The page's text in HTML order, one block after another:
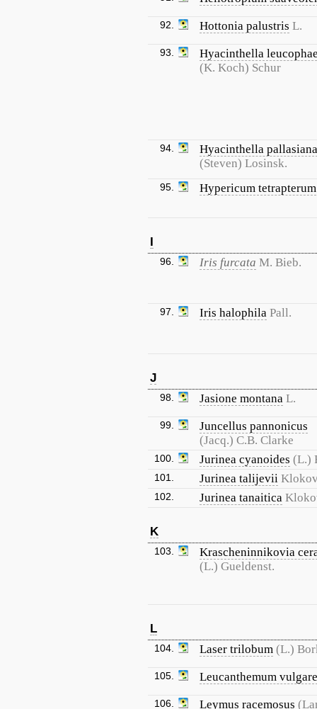
92. Hottonia palustris L.
93.
Hyacinthella
(K. Koch) Schur
94.
Hyacinthella pallasiana
(Steven) Losinsk.
95. Hypericum tetrapterum
I
96. Iris furcata M. Bieb.
97. Iris halophila Pall.
J
98. Jasione montana L.
99.
Juncellus pannonicus
(Jacq.) C.B. Clarke
100. Jurinea cyanoides (L.)
101. Jurinea talijevii
102. Jurinea tanaitica
K
103.
Krascheninnikovia
(L.) Gueldenst.
L
104. Laser trilobum (L.)
105. Leucanthemum vulgare
106. Leymus racemosus